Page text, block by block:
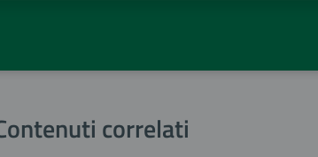
correlati